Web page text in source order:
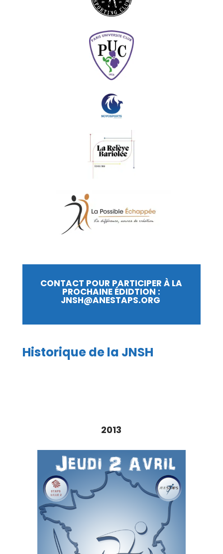
CONTACT POUR PARTICIPER À LA
PROCHAINE ÉDIDTION :
JNSH@ANESTAPS.ORG
Historique de la JNSH
2013